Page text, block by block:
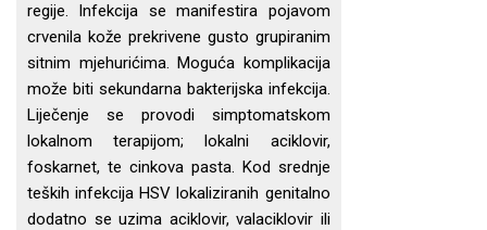
regije. Infekcija se manifestira pojavom
crvenila kože prekrivene gusto grupiranim
sitnim mjehurićima. Moguća komplikacija
može biti sekundarna bakterijska infekcija.
Liječenje se provodi simptomatskom
lokalnom terapijom; lokalni aciklovir,
foskarnet, te cinkova pasta. Kod srednje
teških infekcija HSV lokaliziranih genitalno
dodatno se uzima aciklovir, valaciklovir ili